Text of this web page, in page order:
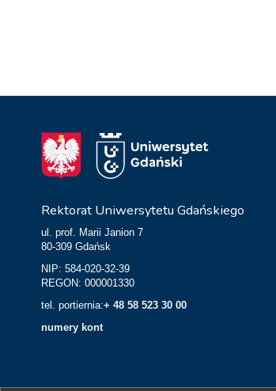
Rektorat Uniwersytetu Gdańskiego
ul. prof. Marii Janion 7
80-309 Gdańsk
NIP: 584-020-32-39
REGON: 000001330
tel. portiernia:+ 48 58 523 30 00
numery kont